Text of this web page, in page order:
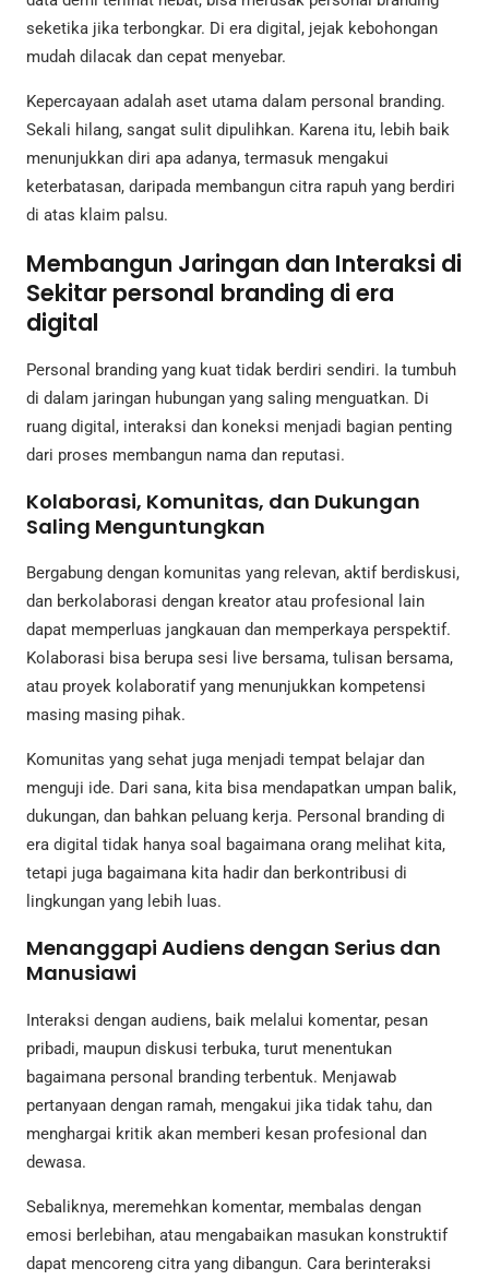
seketika jika terbongkar. Di era digital, jejak kebohongan
mudah dilacak dan cepat menyebar.
Kepercayaan adalah aset utama dalam personal branding.
Sekali hilang, sangat sulit dipulihkan. Karena itu, lebih baik
menunjukkan diri apa adanya, termasuk mengakui
keterbatasan, daripada membangun citra rapuh yang berdiri
di atas klaim palsu.
Membangun Jaringan dan Interaksi di
Sekitar personal branding di era
digital
Personal branding yang kuat tidak berdiri sendiri. Ia tumbuh
di dalam jaringan hubungan yang saling menguatkan. Di
ruang digital, interaksi dan koneksi menjadi bagian penting
dari proses membangun nama dan reputasi.
Kolaborasi, Komunitas, dan Dukungan
Saling Menguntungkan
Bergabung dengan komunitas yang relevan, aktif berdiskusi,
dan berkolaborasi dengan kreator atau profesional lain
dapat memperluas jangkauan dan memperkaya perspektif.
Kolaborasi bisa berupa sesi live bersama, tulisan bersama,
atau proyek kolaboratif yang menunjukkan kompetensi
masing masing pihak.
Komunitas yang sehat juga menjadi tempat belajar dan
menguji ide. Dari sana, kita bisa mendapatkan umpan balik,
dukungan, dan bahkan peluang kerja. Personal branding di
era digital tidak hanya soal bagaimana orang melihat kita,
tetapi juga bagaimana kita hadir dan berkontribusi di
lingkungan yang lebih luas.
Menanggapi Audiens dengan Serius dan
Manusiawi
Interaksi dengan audiens, baik melalui komentar, pesan
pribadi, maupun diskusi terbuka, turut menentukan
bagaimana personal branding terbentuk. Menjawab
pertanyaan dengan ramah, mengakui jika tidak tahu, dan
menghargai kritik akan memberi kesan profesional dan
dewasa.
Sebaliknya, meremehkan komentar, membalas dengan
emosi berlebihan, atau mengabaikan masukan konstruktif
dapat mencoreng citra yang dibangun. Cara berinteraksi